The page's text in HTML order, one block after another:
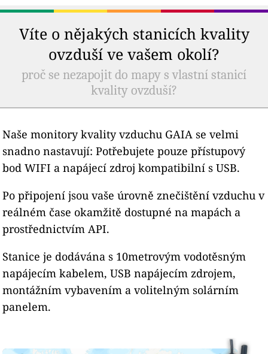
Víte o nějakých stanicích kvality
ovzduší ve vašem okolí?
proč se nezapojit do mapy s vlastní stanicí
kvality ovzduší?
Naše monitory kvality vzduchu GAIA se velmi
snadno nastavují: Potřebujete pouze přístupový
bod WIFI a napájecí zdroj kompatibilní s USB.
Po připojení jsou vaše úrovně znečištění vzduchu v
reálném čase okamžitě dostupné na mapách a
prostřednictvím API.
Stanice je dodávána s 10metrovým vodotěsným
napájecím kabelem, USB napájecím zdrojem,
montážním vybavením a volitelným solárním
panelem.